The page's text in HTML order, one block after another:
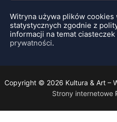
Witryna używa plików
statystycznych zgodnie z
informacji na temat
prywatności.
Copyright © 2026 Kultura & Art –
Strony internetowe